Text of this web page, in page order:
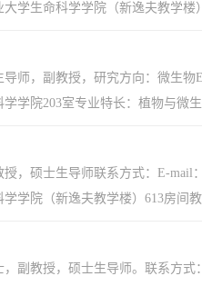
学生命科学学院（新逸夫教学楼
师，副教授，研究方向：微生物
学院203室专业特长：植物与微
，硕士生导师联系方式：E-mail
学院（新逸夫教学楼）613房间
副教授，硕士生导师。联系方式